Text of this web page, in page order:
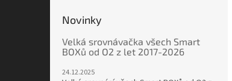
Novinky
Velká srovnávačka všech Smart
BOXů od O2 z let 2017-2026
24.12.2025